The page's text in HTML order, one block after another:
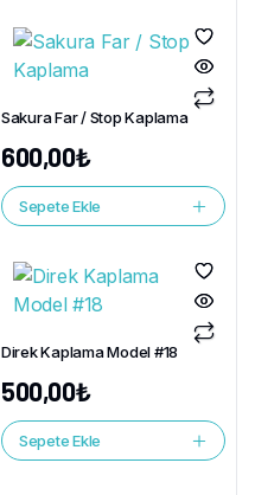
Sakura Far / Stop Kaplama
600,00₺
Sepete Ekle
Direk Kaplama Model #18
500,00₺
Sepete Ekle